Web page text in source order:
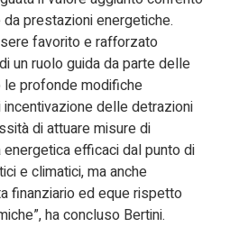
prestazioni energetiche.
favorito e rafforzato
un ruolo guida da parte delle
le profonde modifiche
delle detrazioni
di attuare misure di
efficaci dal punto di
e climatici, ma anche
finanziario ed eque rispetto
ha concluso Bertini.